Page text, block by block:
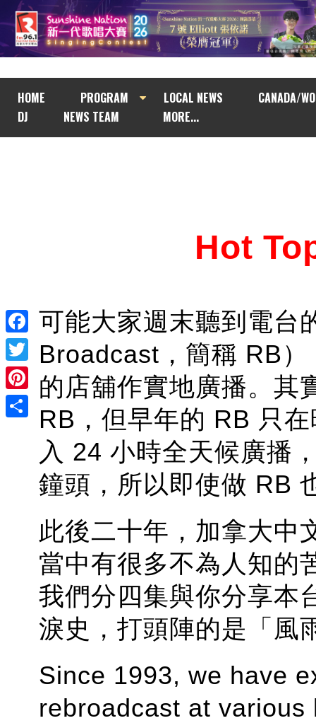
HOME PROGRAM LOCAL NEWS
CANADA/
DJ
NEWS TEAM MORE...
Facebook
Twitter
Pinterest
Hot
可能大家週末聽到電台
Broadcast，簡稱 RB
的店舖作實地廣播。其
RB，但早年的 RB 只
入 24 小時全天候廣播
鐘頭，所以即使做 RB
此後二十年，加拿大中
當中有很多不為人知的
我們分四集與你分享本
淚史，打頭陣的是「風
Since 1993, we have
rebroadcast at